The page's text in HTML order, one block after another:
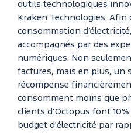
outils technologiques
Kraken Technologies.
consommation
accompagnés par des
numériques. Non
factures, mais en plus, un
récompense
consomment moins que
clients d’Octopus font
budget d'électricité par